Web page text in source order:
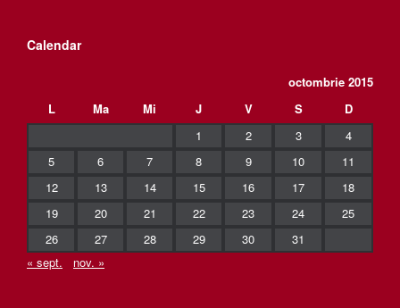
Calendar
octombrie 2015
L
Ma Mi J V S
D
1
2 3
4
5
6 7 8 9 10
11
12
13 14 15 16 17
18
19
20 21 22 23 24
25
26
27 28 29 30
31
« sept.
nov. »